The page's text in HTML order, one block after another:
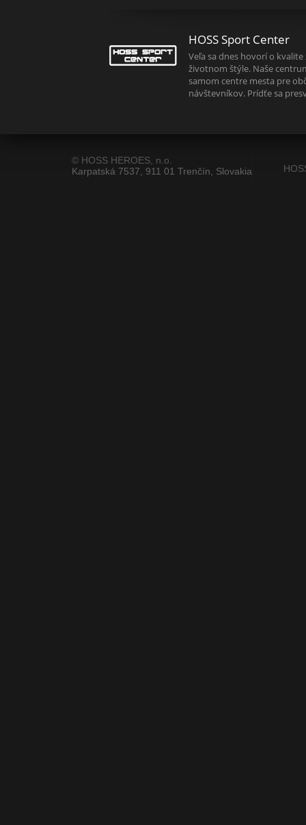
HOSS Sport Center
Veľa sa dnes hovorí o
životnom štýle. Naše
samom centre mesta pre
návštevníkov. Prídťe sa
© HOSS HEROES, n.o.
Karpatská 7537, 911 01 Trenčín, Slovakia